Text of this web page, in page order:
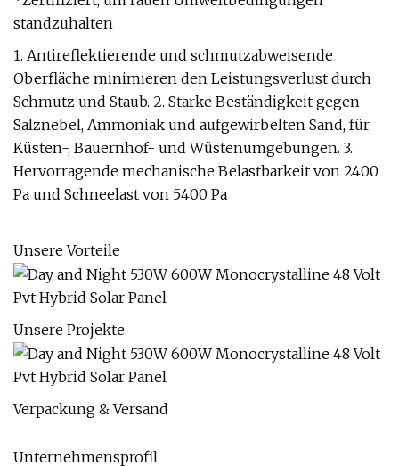
standzuhalten
1. Antireflektierende und schmutzabweisende
Oberfläche minimieren den Leistungsverlust durch
Schmutz und Staub. 2. Starke Beständigkeit gegen
Salznebel, Ammoniak und aufgewirbelten Sand, für
Küsten-, Bauernhof- und Wüstenumgebungen. 3.
Hervorragende mechanische Belastbarkeit von 2400
Pa und Schneelast von 5400 Pa
Unsere Vorteile
Unsere Projekte
Verpackung & Versand
Unternehmensprofil